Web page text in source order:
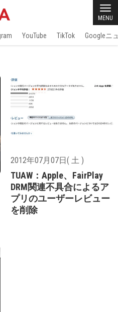
MENU
YouTube TikTok Googleニ
2012年07月07日( 土 )
TUAW：Apple、FairPlay
DRM関連不具合によるア
プリのユーザーレビュー
を削除